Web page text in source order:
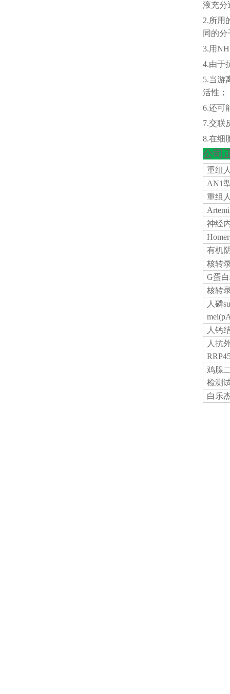
液充分
2.所用
同的
3.用
4.由于
5.当游
活性；
6.还可
7.交联
8.在细
公司
重组
AN1
重组
神经
有机
核转
G蛋
核转
人磷
人钙
人抗
鸡腺
检测
白乐